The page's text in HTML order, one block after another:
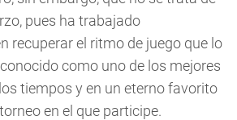
pues ha trabajado
recuperar el ritmo de juego que lo
como uno de los mejores
tiempos y en un eterno favorito
en el que participe.